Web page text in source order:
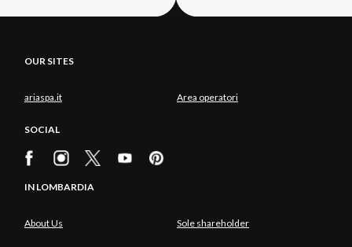
OUR SITES
ariaspa.it Area operatori
SOCIAL
IN LOMBARDIA
About Us Sole shareholder